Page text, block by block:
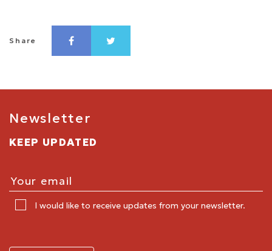
Share
Newsletter
KEEP UPDATED
I would like to receive updates from your newsletter.